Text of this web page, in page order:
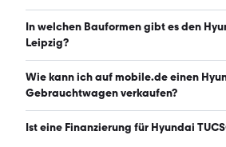
Den Hyundai TUCSON in Leipzig gibt
Farben: grau, weiß, schwarz, rot,
7.8.2026)
In welchen Bauformen gibt es den
Leipzig?
Den Hyundai TUCSON in Leipzig gibt
Bauformen: SUV. (Stand: 7.8.2026)
Wie kann ich auf mobile.de einen
Gebrauchtwagen verkaufen?
Alle Informationen zum Verkauf an
Ist eine Finanzierung für Hyundai